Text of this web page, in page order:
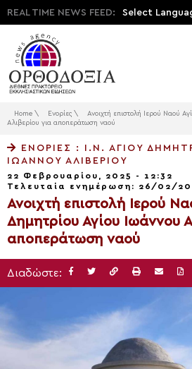
REAL TIME NEWS FEED: Select
Home \ Ενορίες \
Ανοιχτή επιστολή Ιερού Ναού
Αλιβερίου για αποπεράτωση ναού
ΕΝΟΡΊΕΣ : Ι.Ν. ΑΓΊΟΥ
ΙΩΆΝΝΟΥ ΑΛΙΒΕΡΊΟΥ
22 Φεβρουαρίου, 2025 - 12:32
Τελευταία ενημέρωση: 26/02/
Ανοιχτή επιστολή Ιερού
Δημητρίου Αγίου Ιωάννου
αποπεράτωση ναού
Διαδώστε: